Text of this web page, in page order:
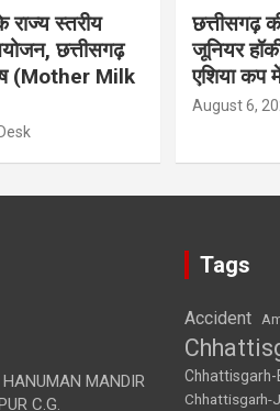
राज्य स्तरीय
छत्तीसगढ़
(Mother Milk
छत्तीसगढ़
जूनियर
एशिया कप
August 6,
MANDIR
C.G.
Tags
Accident
Chhattisgarh-